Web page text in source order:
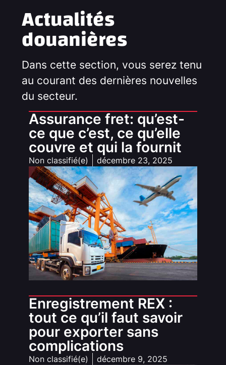
Actualités
douanières
Dans cette section, vous serez tenu
au courant des dernières nouvelles
du secteur.
Assurance fret: qu’est-
ce que c’est, ce qu’elle
couvre et qui la fournit
Non classifié(e) décembre 23, 2025
Enregistrement REX :
tout ce qu’il faut savoir
pour exporter sans
complications
Non classifié(e) décembre 9, 2025